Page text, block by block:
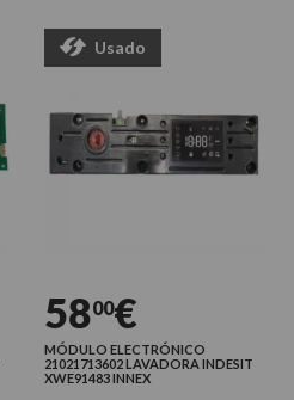
Usado
5800€
MÓDULO ELECTRÓNICO
21021713602 LAVADORA INDESIT
XWE91483 INNEX